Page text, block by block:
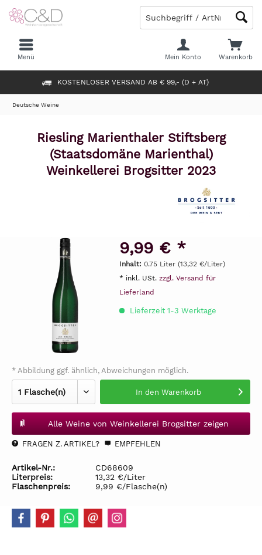
KOSTENLOSER VERSAND AB € 99,- (D + AT)
Warenkorb
Mein Konto
Menü
Deutsche Weine
Riesling Marienthaler Stiftsberg
(Staatsdomäne Marienthal)
Weinkellerei Brogsitter 2023
9,99 € *
Inhalt: 0.75 Liter (13,32 €/Liter)
* inkl. USt. zzgl. Versand für
Lieferland
Lieferzeit 1-3 Werktage
* Abbildung ggf. ähnlich, Abweichungen möglich.
In den Warenkorb
Alle Weine von Weinkellerei Brogsitter zeigen
FRAGEN Z. ARTIKEL? EMPFEHLEN
Artikel-Nr.:
CD68609
Literpreis:
13,32 €/Liter
Flaschenpreis:
9,99 €/Flasche(n)